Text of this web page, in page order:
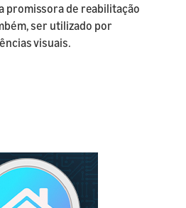
promissora de reabilitação
ser utilizado por
visuais.